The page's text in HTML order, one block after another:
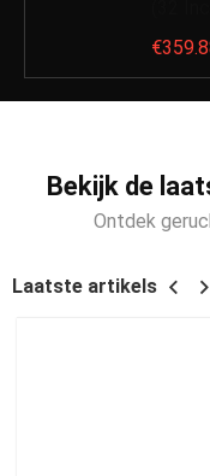
€
Bekijk de
Ontdek
Laatste artikels